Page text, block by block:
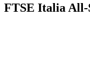
FTSE Italia All-